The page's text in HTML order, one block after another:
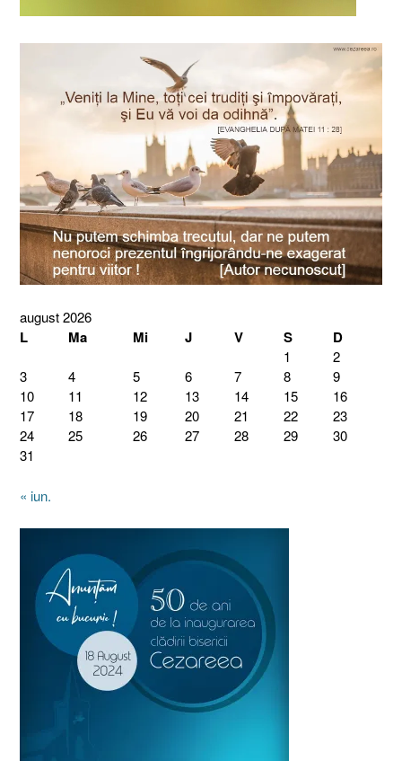
august 2026
L Ma Mi J V S D
1
2
3
4 5 6 7 8
9
10
11 12 13 14 15
16
17
18 19 20 21 22
23
24
25 26 27 28 29
30
31
« iun.